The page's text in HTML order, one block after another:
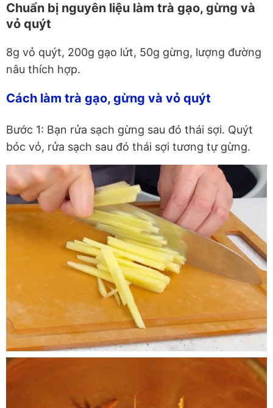
Chuẩn bị nguyên liệu làm trà gạo, gừng và
vỏ quýt
8g vỏ quýt, 200g gạo lứt, 50g gừng, lượng đường
nâu thích hợp.
Cách làm trà gạo, gừng và vỏ quýt
Bước 1: Bạn rửa sạch gừng sau đó thái sợi. Quýt
bóc vỏ, rửa sạch sau đó thái sợi tương tự gừng.